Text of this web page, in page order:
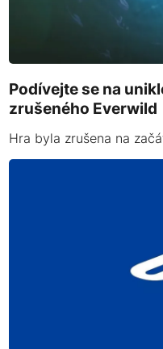
Podívejte se na
zrušeného Everwild
Hra byla zrušena na